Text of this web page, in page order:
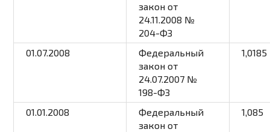
закон от
24.11.2008 №
204-ФЗ
01.07.2008
Федеральный
закон от
24.07.2007 №
198-ФЗ
1,0185
01.01.2008
Федеральный
закон от
1,085